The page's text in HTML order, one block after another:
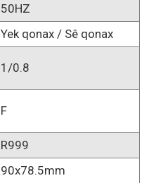
50HZ
Yek qonax / Sê qonax
1/0.8
F
R999
90x78.5mm